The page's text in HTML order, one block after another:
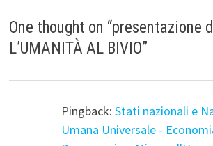
One thought on “presentazione
L’UMANITÀ AL BIVIO”
Pingback: Stati nazionali e
Umana Universale -